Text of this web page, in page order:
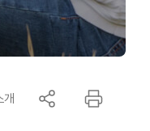
개